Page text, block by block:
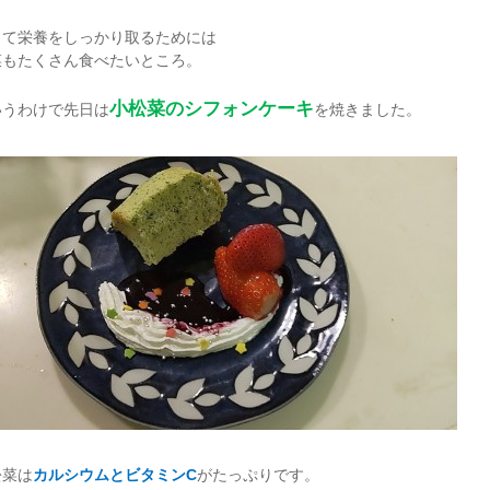
栄養をしっかり取るためには
たくさん食べたいところ。
わけで先日は⼩松菜のシフォンケーキを焼きました。
はカルシウムとビタミンCがたっぷりです。